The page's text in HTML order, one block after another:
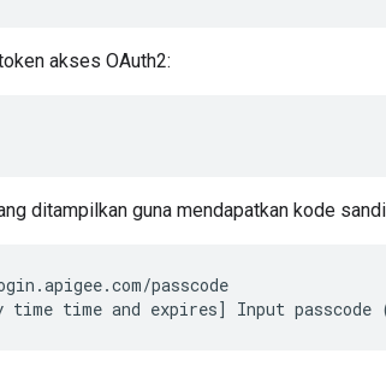
akses OAuth2:
ditampilkan guna mendapatkan kode
passcode
time and expires] Input passcode